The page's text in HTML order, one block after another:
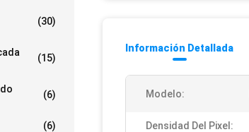
(30)
(15)
(6)
(6)
Información Detallada
Modelo:
Densidad Del Pixel: